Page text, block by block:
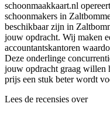
schoonmaakkaart.nl
schoonmakers in
beschikbaar zijn in
jouw opdracht. Wij maken
accountantskantoren
Deze onderlinge
jouw opdracht graag willen
prijs een stuk beter wordt
Lees de recensies over